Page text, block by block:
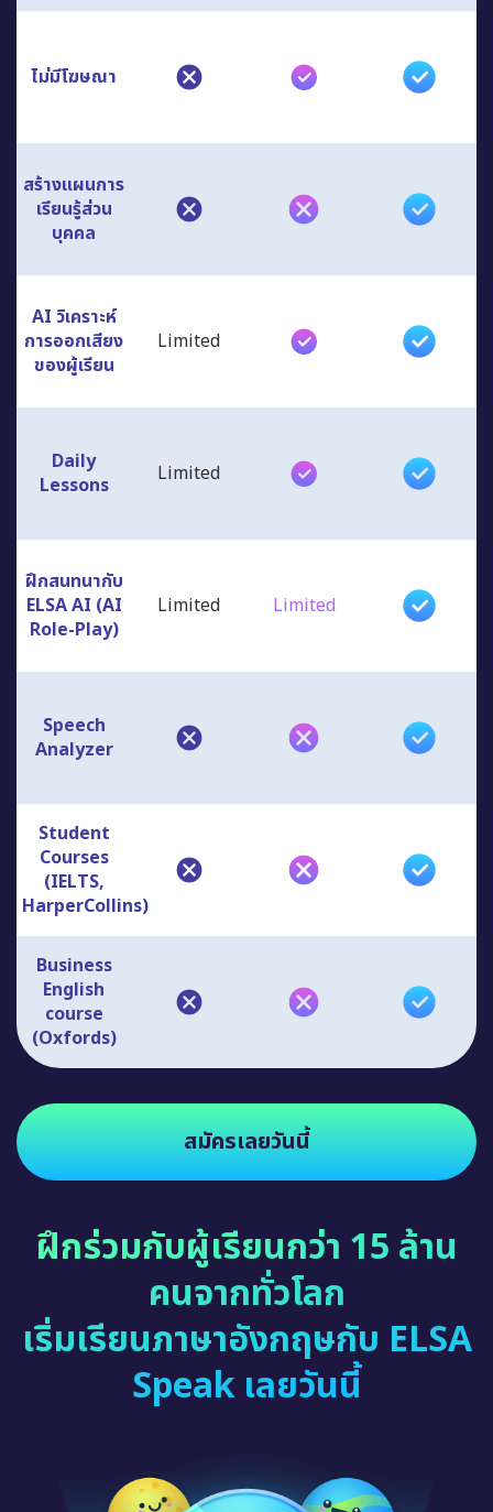
ไม่มีโฆษณา
สร้างแผนการ
เรียนรู้ส่วน
บุคคล
AI วิเคราะห์
การออกเสียง
ของผู้เรียน
Limited
Daily
Lessons
Limited
ฝึกสนทนากับ
ELSA AI (AI
Role-Play)
Limited Limited
Speech
Analyzer
Student
Courses
(IELTS,
HarperCollins)
Business
English
course
(Oxfords)
สมัครเลยวันนี้
ฝึกร่วมกับผู้เรียนกว่า 15 ล้าน
คนจากทั่วโลก
เริ่มเรียนภาษาอังกฤษกับ ELSA
Speak เลยวันนี้